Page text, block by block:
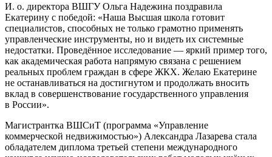
И. о. директора ВШГУ Ольга Надежина поздравила
Екатерину с победой:
Наша Высшая школа готовит
специалистов, способных не только грамотно применять
управленческие инструменты, но и видеть их системные
недостатки. Проведённое исследование — яркий пример того,
как академическая работа напрямую связана с решением
реальных проблем граждан в сфере ЖКХ. Желаю Екатерине
не останавливаться на достигнутом и продолжать вносить
вклад в совершенствование государственного управления
в России .
Магистрантка ВШСиТ (программа «Управление
коммерческой недвижимостью») Александра Лазарева стала
обладателем диплома третьей степени международного